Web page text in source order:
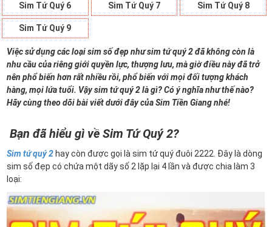
Sim Tứ Quý 6 Sim Tứ Quý 7 Sim Tứ Quý 8
Sim Tứ Quý 9
Việc sử dụng các loại sim số đẹp như sim tứ quý 2 đã không còn là
nhu cầu của riêng giới quyền lực, thượng lưu, mà giờ điều này đã trở
nên phổ biến hơn rất nhiều rồi, phổ biến với mọi đối tượng khách
hàng, mọi lứa tuổi. Vậy sim tứ quý 2 là gì? Có ý nghĩa như thế nào?
Hãy cùng theo dõi bài viết dưới đây của Sim Tiền Giang nhé!
Bạn đã hiểu gì về Sim Tứ Quý 2?
Sim tứ quý 2 hay còn được gọi là sim tứ quý đuôi 2222. Đây là dòng
sim số đẹp có chứa một dãy số 2 lặp lại 4 lần và được chia làm 3
loại: